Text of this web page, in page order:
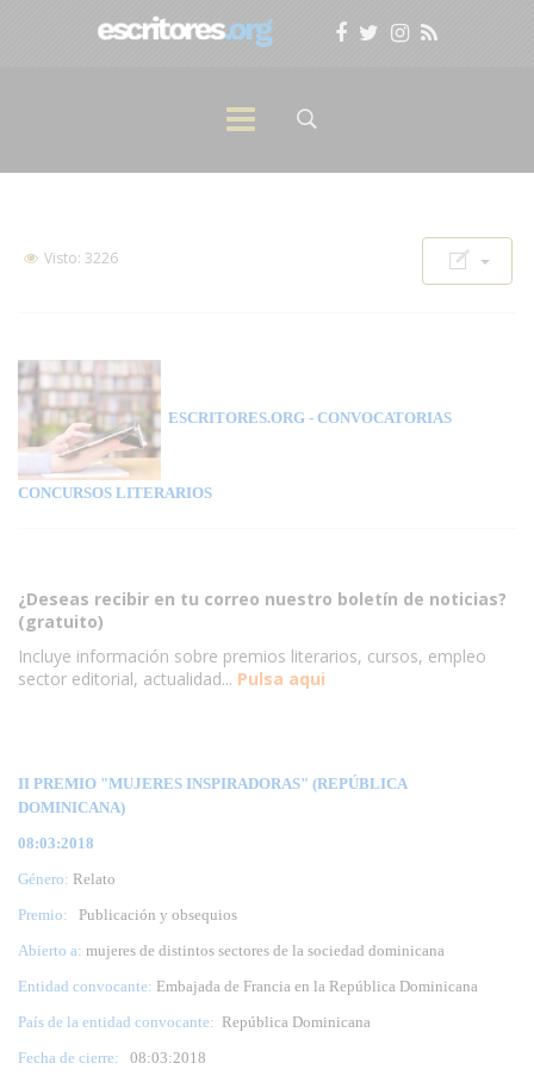
Visto: 3226
ESCRITORES.ORG - CONVOCATORIAS
CONCURSOS LITERARIOS
¿Deseas recibir en tu correo nuestro boletín de noticias?
(gratuito)
Incluye información sobre premios literarios, cursos, empleo
sector editorial, actualidad... Pulsa aqui
II PREMIO "MUJERES INSPIRADORAS" (REPÚBLICA
DOMINICANA)
08:03:2018
Género: Relato
Premio:
Publicación y obsequios
Abierto a: mujeres de distintos sectores de la sociedad dominicana
Entidad convocante: Embajada de Francia en la República Dominicana
País de la entidad convocante: República Dominicana
Fecha de cierre: 08:03:2018